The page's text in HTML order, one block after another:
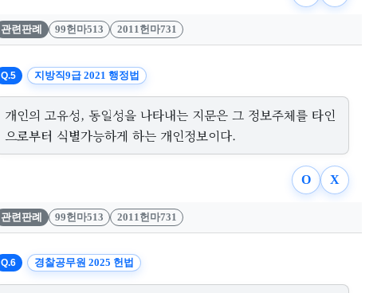
관련판례 99헌마513 2011헌마731
Q.5 지방직9급 2021 행정법
개인의 고유성, 동일성을 나타내는 지문은 그 정보주체를 타인
으로부터 식별가능하게 하는 개인정보이다.
O X
관련판례 99헌마513 2011헌마731
Q.6 경찰공무원 2025 헌법